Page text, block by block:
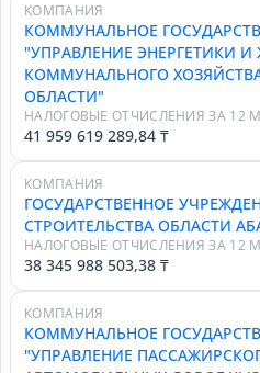
КОМПАНИЯ
КОММУНАЛЬНОЕ
"УПРАВЛЕНИЕ ЭНЕРГЕТИКИ
КОММУНАЛЬНОГО
ОБЛАСТИ"
НАЛОГОВЫЕ ОТЧИСЛЕНИЯ ЗА 12
41 959 619 289,84 ₸
КОМПАНИЯ
ГОСУДАРСТВЕННОЕ
СТРОИТЕЛЬСТВА ОБЛАСТИ
НАЛОГОВЫЕ ОТЧИСЛЕНИЯ ЗА 12
38 345 988 503,38 ₸
КОМПАНИЯ
КОММУНАЛЬНОЕ
"УПРАВЛЕНИЕ